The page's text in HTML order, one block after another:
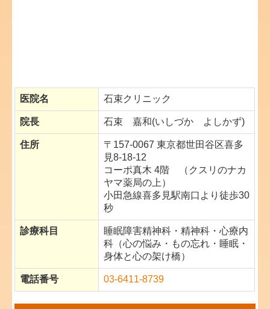
医院名 石束クリニック
院長 石束 嘉和(いしづか よしかず)
住所
〒157-0067 東京都世田谷区喜多
見8-18-12
コーポ真木 4階 （クスリのナカ
ヤマ薬局の上）
小田急線喜多見駅南口より徒歩30
秒
診療科目
睡眠障害精神科・精神科・心療内
科（心の悩み・もの忘れ・睡眠・
身体と心の架け橋）
電話番号 03-6411-8739